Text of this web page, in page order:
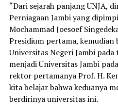
“Dari sejarah panjang UNJA,
Perniagaan Jambi yang
Mochammad Joesoef
Presidium pertama,
Universitas Negeri Jambi
menjadi Universitas Jambi
rektor pertamanya Prof. H.
kita belajar bahwa keduanya
berdirinya universitas ini.